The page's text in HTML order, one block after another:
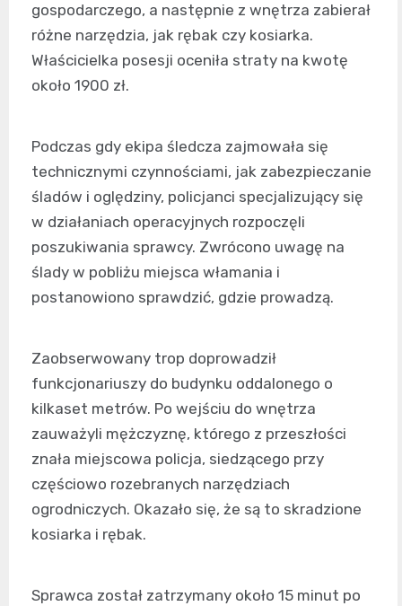
gospodarczego, a następnie z wnętrza zabierał
różne narzędzia, jak rębak czy kosiarka.
Właścicielka posesji oceniła straty na kwotę
około 1900 zł.
Podczas gdy ekipa śledcza zajmowała się
technicznymi czynnościami, jak zabezpieczanie
śladów i oględziny, policjanci specjalizujący się
w działaniach operacyjnych rozpoczęli
poszukiwania sprawcy. Zwrócono uwagę na
ślady w pobliżu miejsca włamania i
postanowiono sprawdzić, gdzie prowadzą.
Zaobserwowany trop doprowadził
funkcjonariuszy do budynku oddalonego o
kilkaset metrów. Po wejściu do wnętrza
zauważyli mężczyznę, którego z przeszłości
znała miejscowa policja, siedzącego przy
częściowo rozebranych narzędziach
ogrodniczych. Okazało się, że są to skradzione
kosiarka i rębak.
Sprawca został zatrzymany około 15 minut po